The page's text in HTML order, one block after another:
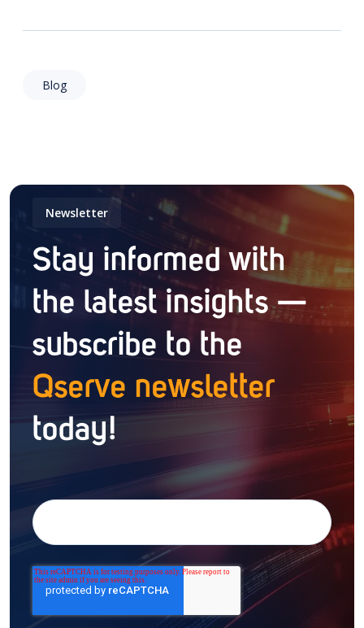
Blog
Newsletter
Stay informed with
the latest insights —
subscribe to the
Qserve newsletter
today!